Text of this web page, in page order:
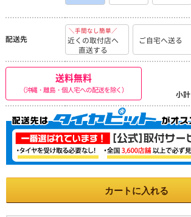
配送先
＼手間なし簡単／
近くの取付店へ
直送する
ご自宅へ送る
送料無料
（沖縄・離島・個人宅への配送を除く） 小計
カートに入れる